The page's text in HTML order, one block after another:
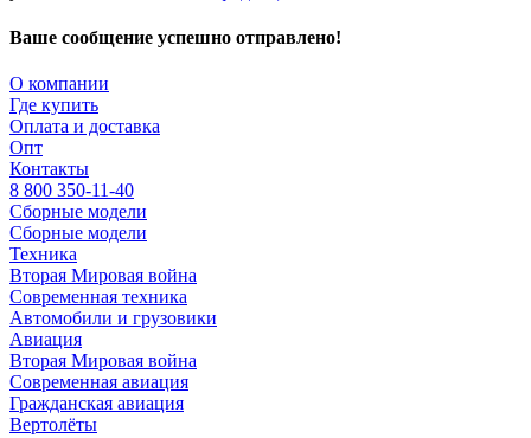
Ваше сообщение успешно отправлено!
О компании
Где купить
Оплата и доставка
Опт
Контакты
8 800 350-11-40
Сборные модели
Сборные модели
Техника
Вторая Мировая война
Современная техника
Автомобили и грузовики
Авиация
Вторая Мировая война
Современная авиация
Гражданская авиация
Вертолёты